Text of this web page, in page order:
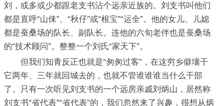
刘，或多或少都跟老支书沾个远亲近族的。刘支书叫他们
都是直呼“山俫”、“秋仔”或“根宝”“运全”。他的女儿、儿媳
都是蚕桑场的队长、副队长。连他的六旬老伴也是蚕桑场
的“技术顾问”。整整一个刘氏“家天下”。
但我们知青反正也就是“匆匆过客”，在这穷乡僻壤干
它两年、三年就回城去的，也就不管谁谁谁当什么干部
了。只有一次听见刘支书的一个远房亲戚刘炳山，居然称
刘支书“省代表”“省代表”的，我们忽然来了兴趣，很想从炳